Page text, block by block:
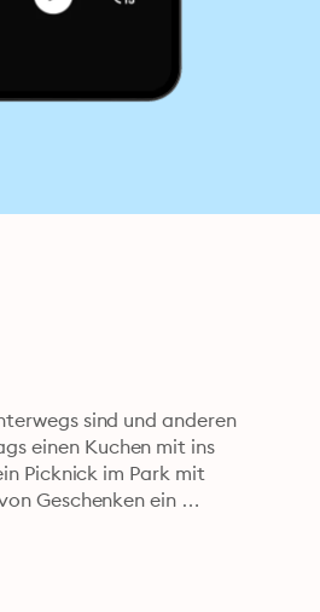
sind und anderen
einen Kuchen mit ins
Picknick im Park mit
Geschenken ein